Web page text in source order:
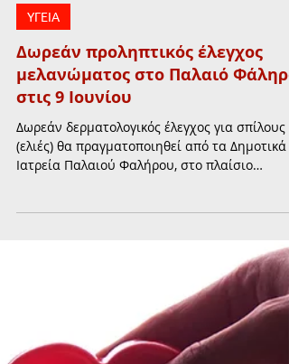
3 Ιουν διαβάστηκε 1 λεπτά
ΥΓΕΙΑ
Δωρεάν δερματολογικός έλεγχος για σπίλους
(ελιές) θα πραγματοποιηθεί από τα Δημοτικά
Ιατρεία Παλαιού Φαλήρου, στο πλαίσιο
δράσεων πρόληψης και προαγωγής της υγείας
των δημοτών.